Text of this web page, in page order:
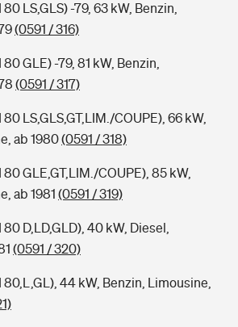
LS,GLS) -79, 63 kW, Benzin,
(0591 / 316)
GLE) -79, 81 kW, Benzin,
(0591 / 317)
LS,GLS,GT,LIM./COUPE), 66 kW,
ab 1980(0591 / 318)
GLE,GT,LIM./COUPE), 85 kW,
ab 1981 (0591 / 319)
D,LD,GLD), 40 kW, Diesel,
(0591 / 320)
80,L,GL), 44 kW, Benzin, Limousine,